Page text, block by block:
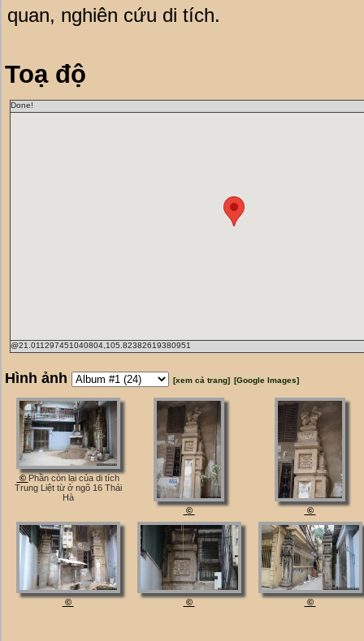
quan, nghiên cứu di tích.
Toạ độ
Done!
@21.011297451040804,105.82382619380951
Hình ảnh [xem cả trang] [Google Images]
© Phần còn lại của di tích
Trung Liệt từ ở ngõ 16 Thái
Hà
©
©
© © ©